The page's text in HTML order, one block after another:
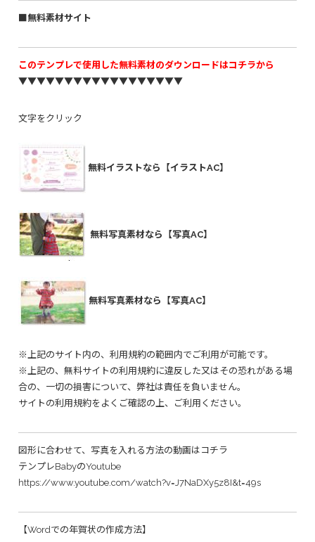
■無料素材サイト
このテンプレで使用した無料素材のダウンロードはコチラから
▼▼▼▼▼▼▼▼▼▼▼▼▼▼▼▼▼▼
文字をクリック
無料イラストなら【イラストAC】
無料写真素材なら【写真AC】
無料写真素材なら【写真AC】
※上記のサイト内の、利用規約の範囲内でご利用が可能です。
※上記の、無料サイトの利用規約に違反した又はその恐れがある場
合の、一切の損害について、弊社は責任を負いません。
サイトの利用規約をよくご確認の上、ご利用ください。
図形に合わせて、写真を入れる方法の動画はコチラ
テンプレBabyのYoutube
https://www.youtube.com/watch?v=J7NaDXy5z8I&t=49s
【Wordでの年賀状の作成方法】